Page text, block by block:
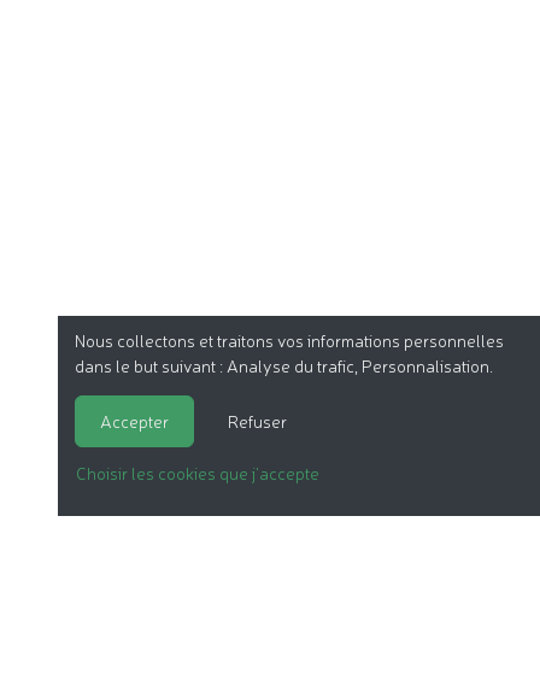
Nous collectons et traitons vos informations personnelles
dans le but suivant : Analyse du trafic, Personnalisation
Accepter Refuser
Choisir les cookies que j'accepte